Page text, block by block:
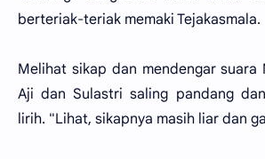
berteriak-teriak memaki Tejakasmala.
Melihat sikap dan mendengar suara
Aji dan Sulastri saling pandang
lirih. "Lihat, sikapnya masih liar dan